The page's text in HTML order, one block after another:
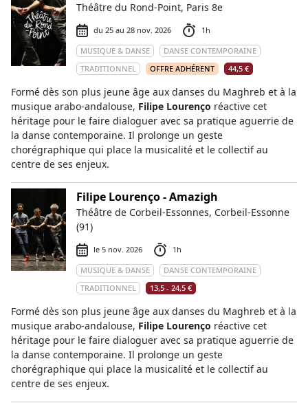
Théâtre du Rond-Point, Paris 8e
du 25 au 28 nov. 2026
1h
MUSIQUE & DANSE
DANSE CONTEMPORAINE
TRADITIONNEL
OFFRE ADHÉRENT 44,5 €
Formé dès son plus jeune âge aux danses du Maghreb et à la
musique arabo-andalouse, Filipe Lourenço réactive cet
héritage pour le faire dialoguer avec sa pratique aguerrie de
la danse contemporaine. Il prolonge un geste
chorégraphique qui place la musicalité et le collectif au
centre de ses enjeux.
Filipe Lourenço - Amazigh
Théâtre de Corbeil-Essonnes, Corbeil-Essonne
(91)
le 5 nov. 2026
1h
MUSIQUE & DANSE
DANSE CONTEMPORAINE
TRADITIONNEL
13,5 - 24,5 €
Formé dès son plus jeune âge aux danses du Maghreb et à la
musique arabo-andalouse, Filipe Lourenço réactive cet
héritage pour le faire dialoguer avec sa pratique aguerrie de
la danse contemporaine. Il prolonge un geste
chorégraphique qui place la musicalité et le collectif au
centre de ses enjeux.